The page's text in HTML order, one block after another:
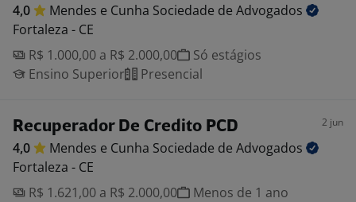
4,0 Mendes e Cunha Sociedade de Advogados
Fortaleza - CE
R$ 1.000,00 a R$ 2.000,00
Só estágios
Ensino Superior
Presencial
Recuperador De Credito PCD 2 jun
4,0 Mendes e Cunha Sociedade de Advogados
Fortaleza - CE
R$ 1.621,00 a R$ 2.000,00
Menos de 1 ano